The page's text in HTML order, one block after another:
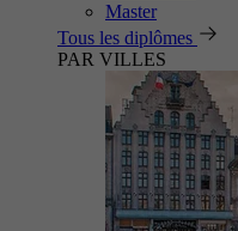
Master
Tous les diplômes
PAR VILLES